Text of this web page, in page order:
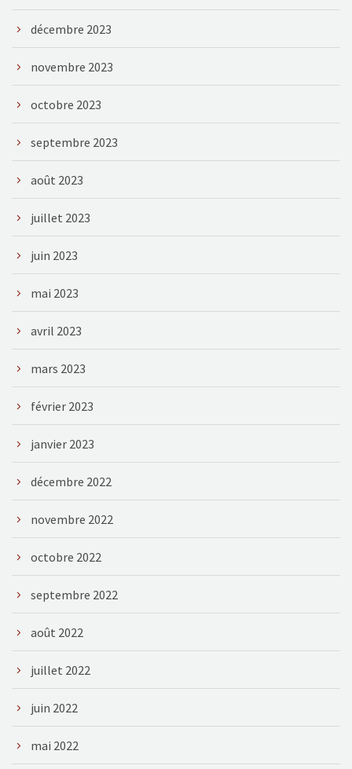
décembre 2023
novembre 2023
octobre 2023
septembre 2023
août 2023
juillet 2023
juin 2023
mai 2023
avril 2023
mars 2023
février 2023
janvier 2023
décembre 2022
novembre 2022
octobre 2022
septembre 2022
août 2022
juillet 2022
juin 2022
mai 2022